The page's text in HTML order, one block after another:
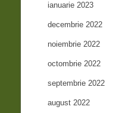
ianuarie 2023
decembrie 2022
noiembrie 2022
octombrie 2022
septembrie 2022
august 2022